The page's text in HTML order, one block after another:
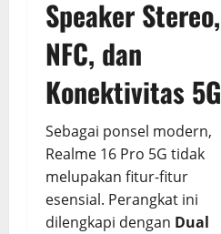
Speaker Stereo,
NFC, dan
Konektivitas 5G
Sebagai ponsel modern,
Realme 16 Pro 5G tidak
melupakan fitur-fitur
esensial. Perangkat ini
dilengkapi dengan Dual